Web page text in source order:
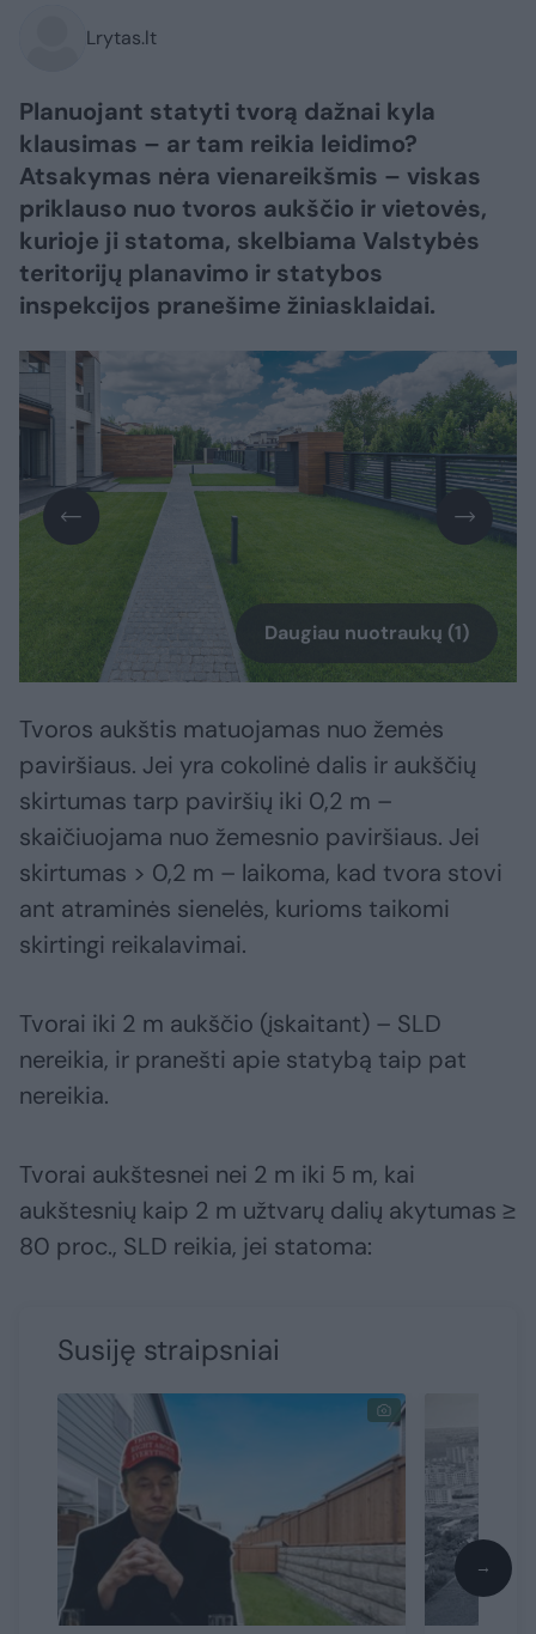
Lrytas.lt
Planuojant statyti tvorą dažnai kyla
klausimas – ar tam reikia leidimo?
Atsakymas nėra vienareikšmis – viskas
priklauso nuo tvoros aukščio ir vietovės,
kurioje ji statoma, skelbiama Valstybės
teritorijų planavimo ir statybos
inspekcijos pranešime žiniasklaidai.
Daugiau nuotraukų (1)
Tvoros aukštis matuojamas nuo žemės
paviršiaus. Jei yra cokolinė dalis ir aukščių
skirtumas tarp paviršių iki 0,2 m –
skaičiuojama nuo žemesnio paviršiaus. Jei
skirtumas > 0,2 m – laikoma, kad tvora stovi
ant atraminės sienelės, kurioms taikomi
skirtingi reikalavimai.
Tvorai iki 2 m aukščio (įskaitant) – SLD
nereikia, ir pranešti apie statybą taip pat
nereikia.
Tvorai aukštesnei nei 2 m iki 5 m, kai
aukštesnių kaip 2 m užtvarų dalių akytumas ≥
80 proc., SLD reikia, jei statoma:
Susiję straipsniai
→